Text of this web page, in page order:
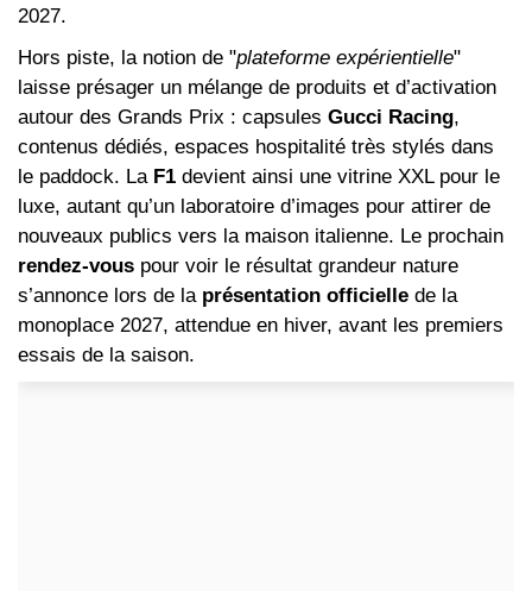
2027.
Hors piste, la notion de "plateforme expérientielle"
laisse présager un mélange de produits et d’activation
autour des Grands Prix : capsules Gucci Racing,
contenus dédiés, espaces hospitalité très stylés dans
le paddock. La F1 devient ainsi une vitrine XXL pour le
luxe, autant qu’un laboratoire d’images pour attirer de
nouveaux publics vers la maison italienne. Le prochain
rendez‑vous pour voir le résultat grandeur nature
s’annonce lors de la présentation officielle de la
monoplace 2027, attendue en hiver, avant les premiers
essais de la saison.